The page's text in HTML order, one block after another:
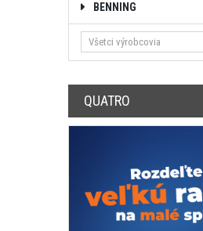
BENNING
QUATRO